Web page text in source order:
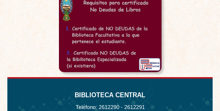
BIBLIOTECA CENTRAL
Teléfono: 2612290 - 2612291